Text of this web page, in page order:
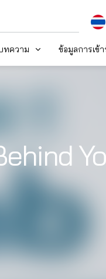
ทความ ข้อมูลการเข้